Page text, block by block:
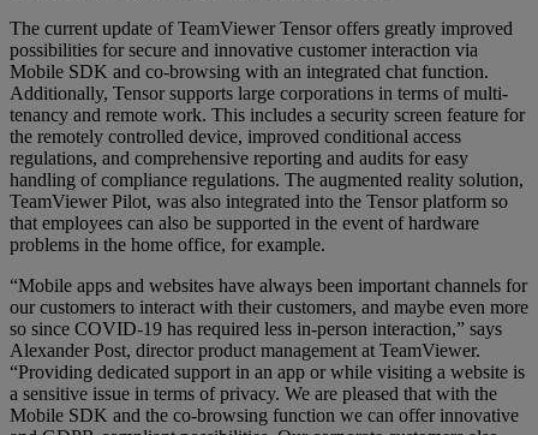
The current update of TeamViewer Tensor offers greatly improved
possibilities for secure and innovative customer interaction via
Mobile SDK and co-browsing with an integrated chat function.
Additionally, Tensor supports large corporations in terms of multi-
tenancy and remote work. This includes a security screen feature for
the remotely controlled device, improved conditional access
regulations, and comprehensive reporting and audits for easy
handling of compliance regulations. The augmented reality solution,
TeamViewer Pilot, was also integrated into the Tensor platform so
that employees can also be supported in the event of hardware
problems in the home office, for example.
“Mobile apps and websites have always been important channels for
our customers to interact with their customers, and maybe even more
so since COVID-19 has required less in-person interaction,” says
Alexander Post, director product management at TeamViewer.
“Providing dedicated support in an app or while visiting a website is
a sensitive issue in terms of privacy. We are pleased that with the
Mobile SDK and the co-browsing function we can offer innovative